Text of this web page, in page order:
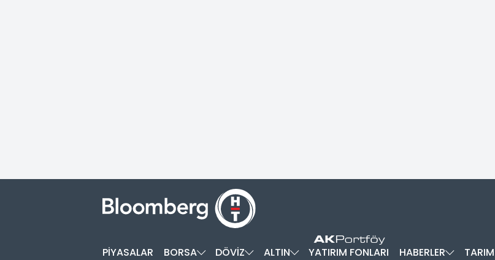
PİYASALAR BORSA DÖVİZ ALTIN YATIRIM FONLARI HABERLER TARIM